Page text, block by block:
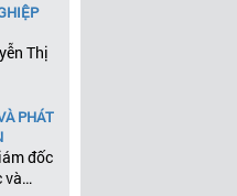
Thị
PHÁT
đốc
và